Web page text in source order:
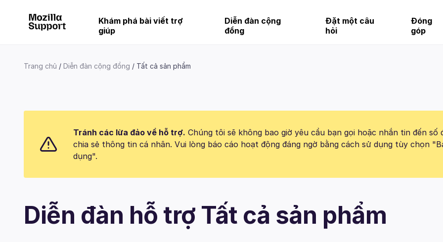
Khám phá bài viết trợ
giúp
Diễn đàn cộng
đồng
Đặt một câu
hỏi
Đóng
góp
Trang chủ Diễn đàn cộng đồng Tất cả sản phẩm
Tránh các lừa đảo về hỗ trợ. Chúng tôi sẽ không bao giờ yêu cầu bạn gọi hoặc nhắn tin đến số
chia sẻ thông tin cá nhân. Vui lòng báo cáo hoạt động đáng ngờ bằng cách sử dụng tùy chọn
dụng".
Diễn đàn hỗ trợ Tất cả sản phẩm